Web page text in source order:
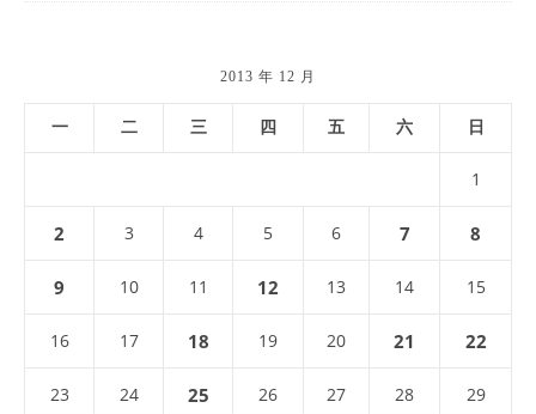
2013 年 12 月
一 二 三 四 五 六 日
1
2 3 4 5 6 7 8
9 10 11 12 13 14 15
16 17 18 19 20 21 22
23 24 25 26 27 28 29